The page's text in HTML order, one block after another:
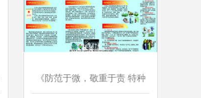
《防范于微，敬重于责 特种